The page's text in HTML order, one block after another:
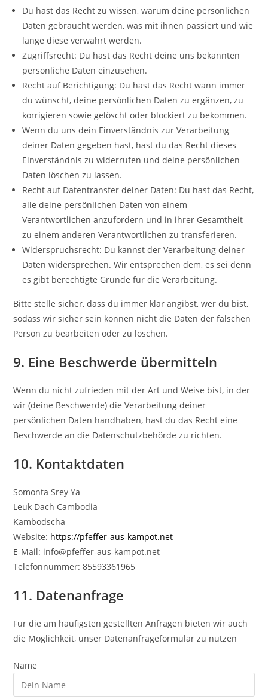
Du hast das Recht zu wissen, warum deine persönlichen
Daten gebraucht werden, was mit ihnen passiert und wie
lange diese verwahrt werden.
Zugriffsrecht: Du hast das Recht deine uns bekannten
persönliche Daten einzusehen.
Recht auf Berichtigung: Du hast das Recht wann immer
du wünscht, deine persönlichen Daten zu ergänzen, zu
korrigieren sowie gelöscht oder blockiert zu bekommen.
Wenn du uns dein Einverständnis zur Verarbeitung
deiner Daten gegeben hast, hast du das Recht dieses
Einverständnis zu widerrufen und deine persönlichen
Daten löschen zu lassen.
Recht auf Datentransfer deiner Daten: Du hast das Recht,
alle deine persönlichen Daten von einem
Verantwortlichen anzufordern und in ihrer Gesamtheit
zu einem anderen Verantwortlichen zu transferieren.
Widerspruchsrecht: Du kannst der Verarbeitung deiner
Daten widersprechen. Wir entsprechen dem, es sei denn
es gibt berechtigte Gründe für die Verarbeitung.
Bitte stelle sicher, dass du immer klar angibst, wer du bist,
sodass wir sicher sein können nicht die Daten der falschen
Person zu bearbeiten oder zu löschen.
9. Eine Beschwerde übermitteln
Wenn du nicht zufrieden mit der Art und Weise bist, in der
wir (deine Beschwerde) die Verarbeitung deiner
persönlichen Daten handhaben, hast du das Recht eine
Beschwerde an die Datenschutzbehörde zu richten.
10. Kontaktdaten
Somonta Srey Ya
Leuk Dach Cambodia
Kambodscha
Website: https://pfeffer-aus-kampot.net
E-Mail: info@pfeffer-aus-kampot.net
Telefonnummer: 85593361965
11. Datenanfrage
Für die am häufigsten gestellten Anfragen bieten wir auch
die Möglichkeit, unser Datenanfrageformular zu nutzen
Name